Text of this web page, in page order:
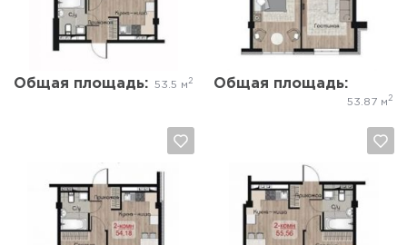
Общая площадь: 53.5 м 2 Общая площадь:
53.87 м 2